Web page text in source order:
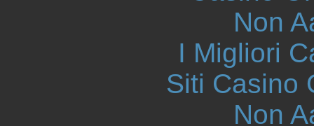
Non
I Migliori
Siti Casino
Non